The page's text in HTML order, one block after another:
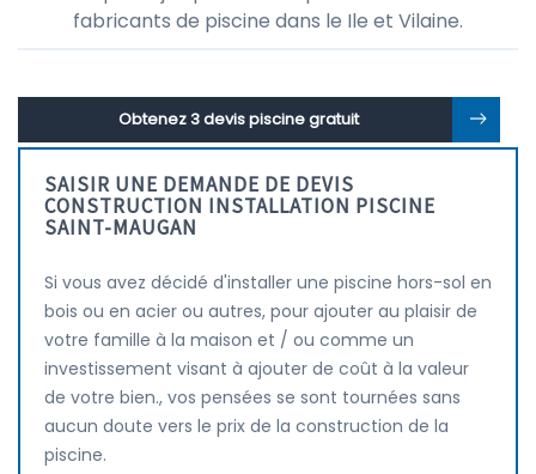
fabricants de piscine dans le Ile et Vilaine.
Obtenez 3 devis piscine gratuit
SAISIR UNE DEMANDE DE DEVIS
CONSTRUCTION INSTALLATION PISCINE
SAINT-MAUGAN
Si vous avez décidé d'installer une piscine hors-sol en
bois ou en acier ou autres, pour ajouter au plaisir de
votre famille à la maison et / ou comme un
investissement visant à ajouter de coût à la valeur
de votre bien., vos pensées se sont tournées sans
aucun doute vers le prix de la construction de la
piscine.